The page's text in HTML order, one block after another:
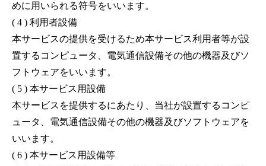
めに用いられる符号をいいます。
( 4 ) 利用者設備
本サービスの提供を受けるため本サービス利用者等が設
置するコンピュータ、電気通信設備その他の機器及びソ
フトウェアをいいます。
( 5 ) 本サービス用設備
本サービスを提供するにあたり、当社が設置するコンピ
ュータ、電気通信設備その他の機器及びソフトウェアを
いいます。
( 6 ) 本サービス用設備等